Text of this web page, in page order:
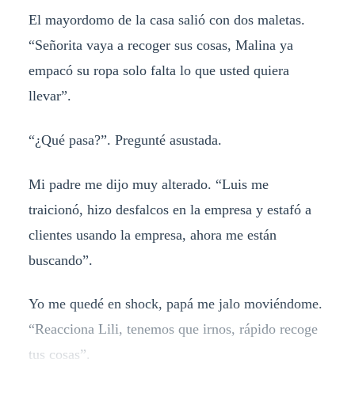
El mayordomo de la casa salió con dos maletas.
“Señorita vaya a recoger sus cosas, Malina ya
empacó su ropa solo falta lo que usted quiera
llevar”.
“¿Qué pasa?”. Pregunté asustada.
Mi padre me dijo muy alterado. “Luis me
traicionó, hizo desfalcos en la empresa y estafó a
clientes usando la empresa, ahora me están
buscando”.
Yo me quedé en shock, papá me jalo moviéndome.
“Reacciona Lili, tenemos que irnos, rápido recoge
tus cosas”.